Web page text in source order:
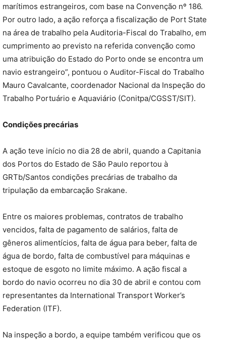
marítimos estrangeiros, com base na Convenção nº 186.
Por outro lado, a ação reforça a fiscalização de Port State
na área de trabalho pela Auditoria-Fiscal do Trabalho, em
cumprimento ao previsto na referida convenção como
uma atribuição do Estado do Porto onde se encontra um
navio estrangeiro”, pontuou o Auditor-Fiscal do Trabalho
Mauro Cavalcante, coordenador Nacional da Inspeção do
Trabalho Portuário e Aquaviário (Conitpa/CGSST/SIT).
Condições precárias
A ação teve início no dia 28 de abril, quando a Capitania
dos Portos do Estado de São Paulo reportou à
GRTb/Santos condições precárias de trabalho da
tripulação da embarcação Srakane.
Entre os maiores problemas, contratos de trabalho
vencidos, falta de pagamento de salários, falta de
gêneros alimentícios, falta de água para beber, falta de
água de bordo, falta de combustível para máquinas e
estoque de esgoto no limite máximo. A ação fiscal a
bordo do navio ocorreu no dia 30 de abril e contou com
representantes da International Transport Worker’s
Federation (ITF).
Na inspeção a bordo, a equipe também verificou que os